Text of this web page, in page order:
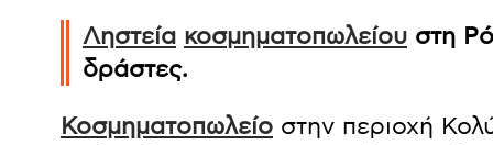
Ληστεία κοσμηματοπωλείου στη
δράστες.
Κοσμηματοπωλείο στην περιοχή